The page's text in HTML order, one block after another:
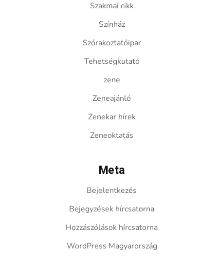
Szakmai cikk
Színház
Szórakoztatóipar
Tehetségkutató
zene
Zeneajánló
Zenekar hírek
Zeneoktatás
Meta
Bejelentkezés
Bejegyzések hírcsatorna
Hozzászólások hírcsatorna
WordPress Magyarország